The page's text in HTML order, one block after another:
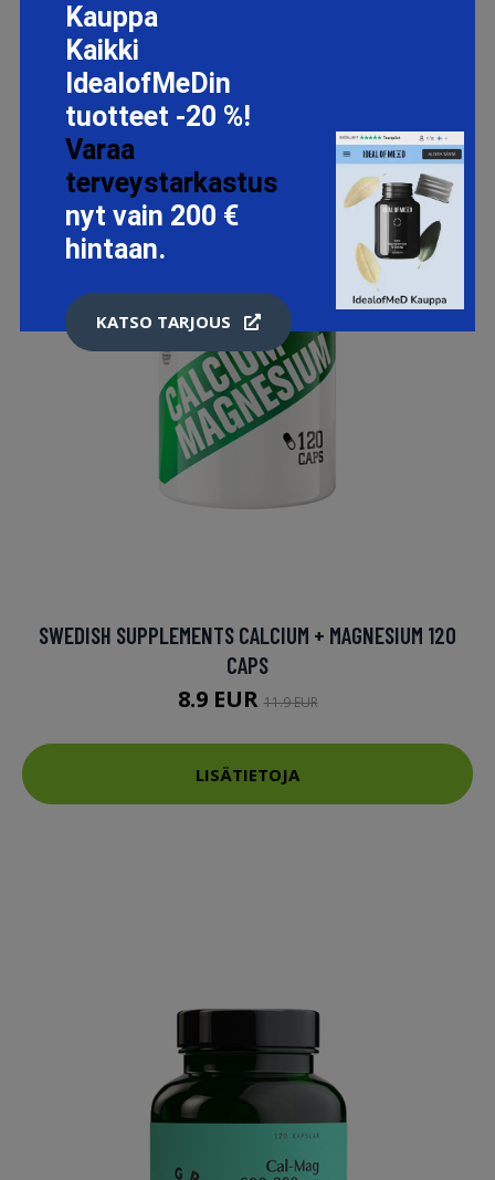
SWEDISH SUPPLEMENTS CALCIUM + MAGNESIUM 120
CAPS
8.9 EUR11.9 EUR
LISÄTIETOJA
Kauppa
Kaikki
IdealofMeDin
tuotteet -20 %!
Varaa
terveystarkastus
nyt vain 200 €
hintaan.
KATSO TARJOUS